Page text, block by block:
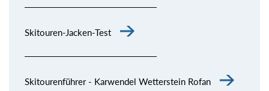
Skitouren-Jacken-Test
Skitourenführer - Karwendel Wetterstein Rofan